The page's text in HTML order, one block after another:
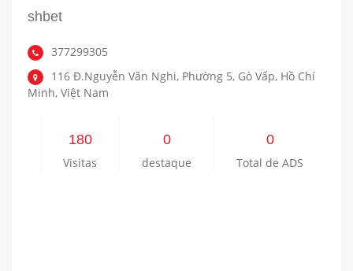
shbet
377299305
116 Đ.Nguyễn Văn Nghi, Phường 5, Gò Vấp, Hồ Chí
Minh, Việt Nam
180
Visitas
0
destaque
0
Total de ADS